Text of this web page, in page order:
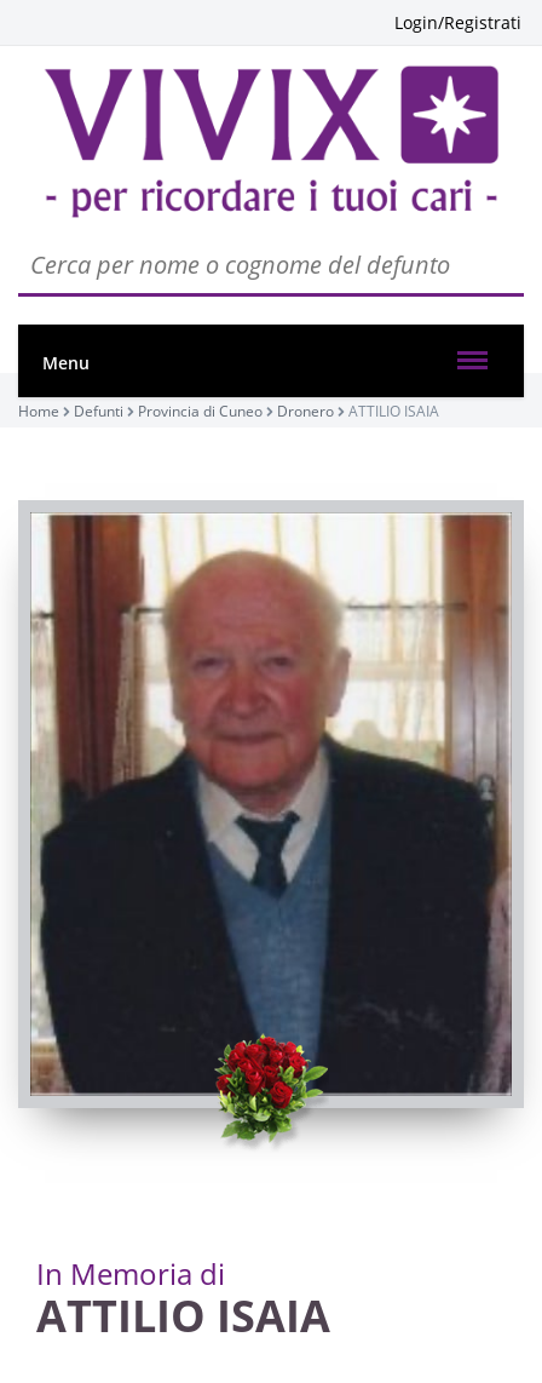
Login/Registrati
Menu
Home Defunti Provincia di Cuneo Dronero ATTILIO ISAIA
In Memoria di
ATTILIO ISAIA
PASSATE:
1° ANNIVERSARIO
Visibile a tutti gli utenti
INVIA CONDOGLIANZE